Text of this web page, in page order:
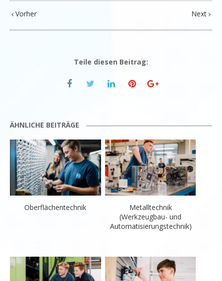
Vorher Next
Teile diesen Beitrag:
ÄHNLICHE BEITRÄGE
Oberflächentechnik
Metalltechnik
(Werkzeugbau- und
Automatisierungstechnik)